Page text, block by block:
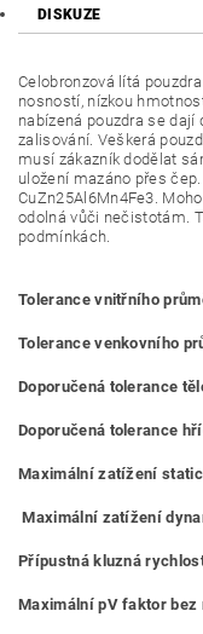
DISKUZE
Celobronzová lítá
nosností, nízkou
nabízená pouzdra se dají
zalisování. Veškerá
musí zákazník dodělat
uložení mazáno přes
CuZn25Al6Mn4Fe3.
odolná vůči nečistotám.
podmínkách.
Tolerance vnitřního
Tolerance venkovního
Doporučená tolerance
Doporučená tolerance
Maximální zatížení
Maximální zatížení
Přípustná kluzná
Maximální pV faktor